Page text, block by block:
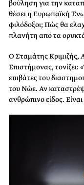
βούληση για την
θέσει η Ευρωπαϊκή
φιλόδοξοι; Πώς θα
πλανήτη από τα
Ο Σταμάτης Κριμιζής,
Επιστήμονας,
επιβάτες του
του Νώε. Αν
ανθρώπινο είδος.